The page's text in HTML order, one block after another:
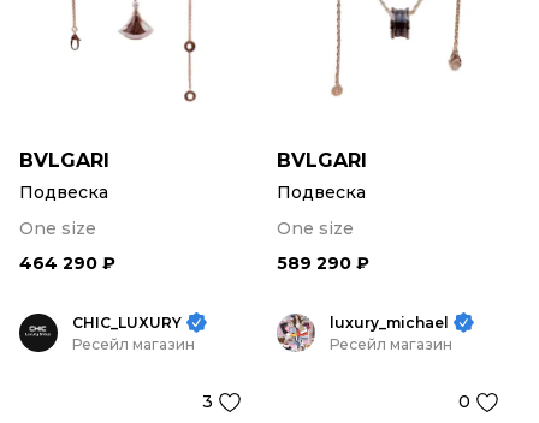
BVLGARI
Подвеска
One size
464 290 ₽
BVLGARI
Подвеска
One size
589 290 ₽
CHIC_LUXURY
Ресейл магазин
3
luxury_michael
Ресейл магазин
0